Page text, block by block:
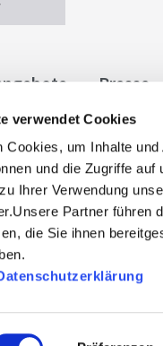
verwendet Cookies
Cookies, um Inhalte
und die Zugriffe
Ihrer Verwendung
Partner führen
die Sie ihnen
Presse
GmbH,
und der Regio